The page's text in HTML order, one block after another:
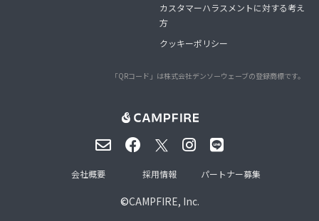
カスタマーハラスメントに対する考え
方
クッキーポリシー
「QRコード」は株式会社デンソーウェーブの登録商標です。
©CAMPFIRE, Inc.
会社概要 採用情報 パートナー募集